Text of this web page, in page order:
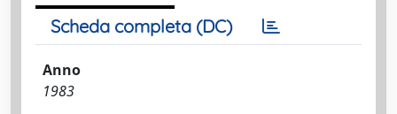
Scheda completa (DC)
Anno
1983